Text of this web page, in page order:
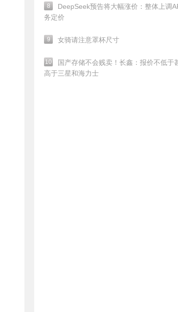
8
DeepSeek预告将大幅涨价：整体上调
务定价
9 女骑请注意罩杯尺寸
10
国产存储不会贱卖！长鑫：报价不低于
高于三星和海力士